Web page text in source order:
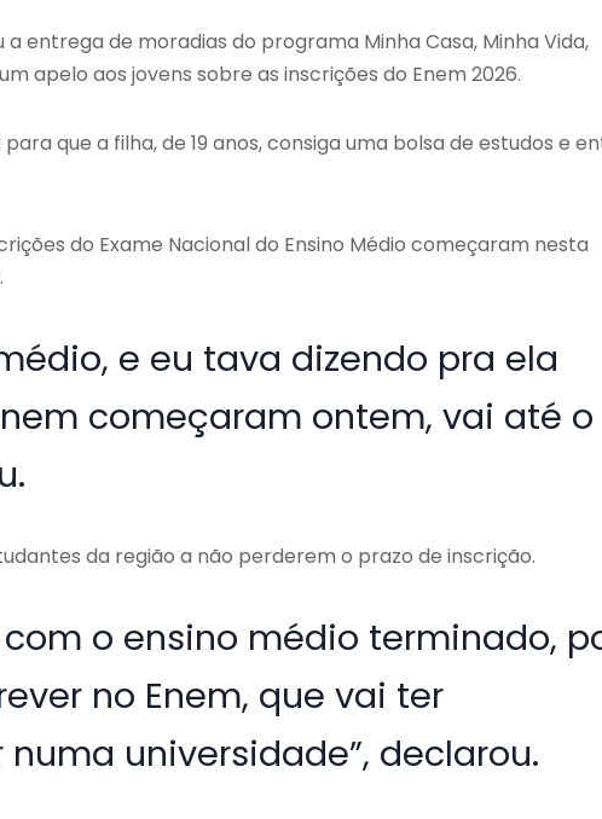
entrega de moradias do programa Minha Casa, Minha Vida,
apelo aos jovens sobre as inscrições do Enem 2026.
que a filha, de 19 anos, consiga uma bolsa de estudos e
do Exame Nacional do Ensino Médio começaram nesta
e eu tava dizendo pra ela
começaram ontem, vai até o
da região a não perderem o prazo de inscrição.
o ensino médio terminado,
no Enem, que vai ter
universidade”, declarou.